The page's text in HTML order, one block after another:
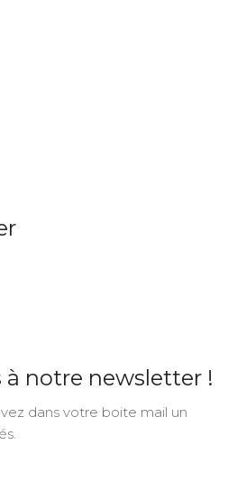
à notre newsletter !
dans votre boite mail un